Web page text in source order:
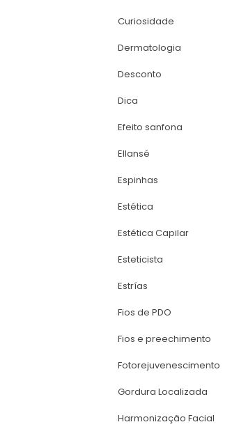
Curiosidade
Dermatologia
Desconto
Dica
Efeito sanfona
Ellansé
Espinha
Estética
Estética Capilar
Esteticista
Estría
Fios de PDO
Fios e preechimento
Fotorejuvenescimento
Gordura Localizada
Harmonização Facial